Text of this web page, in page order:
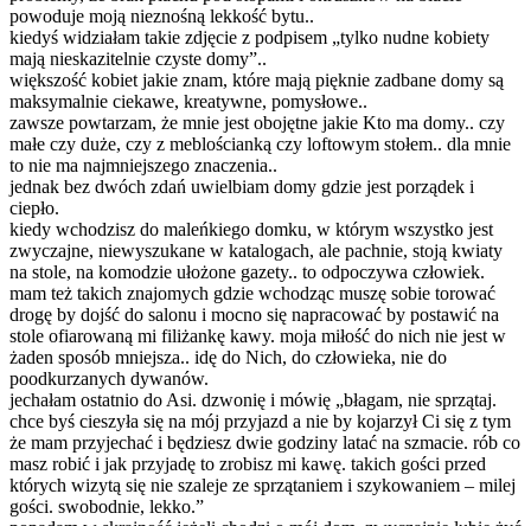
powoduje moją nieznośną lekkość bytu..
kiedyś widziałam takie zdjęcie z podpisem „tylko nudne kobiety
mają nieskazitelnie czyste domy”..
większość kobiet jakie znam, które mają pięknie zadbane domy są
maksymalnie ciekawe, kreatywne, pomysłowe..
zawsze powtarzam, że mnie jest obojętne jakie Kto ma domy.. czy
małe czy duże, czy z meblościanką czy loftowym stołem.. dla mnie
to nie ma najmniejszego znaczenia..
jednak bez dwóch zdań uwielbiam domy gdzie jest porządek i
ciepło.
kiedy wchodzisz do maleńkiego domku, w którym wszystko jest
zwyczajne, niewyszukane w katalogach, ale pachnie, stoją kwiaty
na stole, na komodzie ułożone gazety.. to odpoczywa człowiek.
mam też takich znajomych gdzie wchodząc muszę sobie torować
drogę by dojść do salonu i mocno się napracować by postawić na
stole ofiarowaną mi filiżankę kawy. moja miłość do nich nie jest w
żaden sposób mniejsza.. idę do Nich, do człowieka, nie do
poodkurzanych dywanów.
jechałam ostatnio do Asi. dzwonię i mówię „błagam, nie sprzątaj.
chce byś cieszyła się na mój przyjazd a nie by kojarzył Ci się z tym
że mam przyjechać i będziesz dwie godziny latać na szmacie. rób co
masz robić i jak przyjadę to zrobisz mi kawę. takich gości przed
których wizytą się nie szaleje ze sprzątaniem i szykowaniem – milej
gości. swobodnie, lekko.”